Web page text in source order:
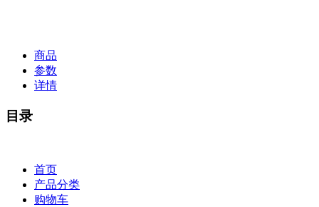
商品
参数
详情
目录
首页
产品分类
购物车